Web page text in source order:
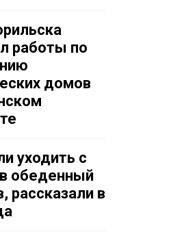
работы по
домов
уходить с
обеденный
рассказали в